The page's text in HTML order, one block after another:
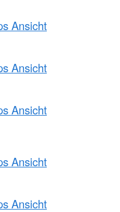
Ansicht
Ansicht
Ansicht
Ansicht
Ansicht